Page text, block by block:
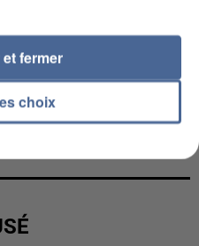
CLIENTS DÉROBÉES À
choix
fermer